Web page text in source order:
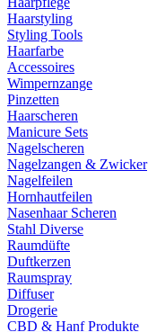
Haarstyling
Styling Tools
Haarfarbe
Accessoires
Wimpernzange
Pinzetten
Haarscheren
Manicure Sets
Nagelscheren
Nagelzangen & Zwicker
Nagelfeilen
Hornhautfeilen
Nasenhaar Scheren
Stahl Diverse
Raumdüfte
Duftkerzen
Raumspray
Diffuser
Drogerie
CBD & Hanf Produkte